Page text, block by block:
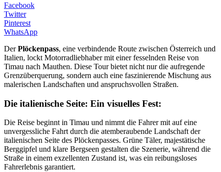
Facebook
Twitter
Pinterest
WhatsApp
DerPlöckenpass, eine verbindende Route zwischen Österreich und
Italien, lockt Motorradliebhaber mit einer fesselnden Reise von
Timau nach Mauthen. Diese Tour bietet nicht nur die aufregende
Grenzüberquerung, sondern auch eine faszinierende Mischung aus
malerischen Landschaften und anspruchsvollen Straßen.
Die italienische Seite: Ein visuelles Fest:
Die Reise beginnt in Timau und nimmt die Fahrer mit auf eine
unvergessliche Fahrt durch die atemberaubende Landschaft der
italienischen Seite des Plöckenpasses. Grüne Täler, majestätische
Berggipfel und klare Bergseen gestalten die Szenerie, während die
Straße in einem exzellenten Zustand ist, was ein reibungsloses
Fahrerlebnis garantiert.